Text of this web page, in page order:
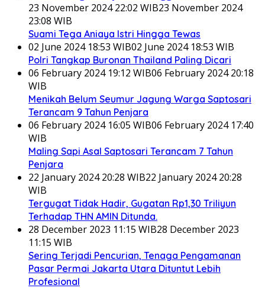
23 November 2024 22:02 WIB23 November 2024
23:08 WIB
Suami Tega Aniaya Istri Hingga Tewas
02 June 2024 18:53 WIB02 June 2024 18:53 WIB
Polri Tangkap Buronan Thailand Paling Dicari
06 February 2024 19:12 WIB06 February 2024 20:18
WIB
Menikah Belum Seumur Jagung Warga Saptosari
Terancam 9 Tahun Penjara
06 February 2024 16:05 WIB06 February 2024 17:40
WIB
Maling Sapi Asal Saptosari Terancam 7 Tahun
Penjara
22 January 2024 20:28 WIB22 January 2024 20:28
WIB
Tergugat Tidak Hadir, Gugatan Rp1,30 Triliyun
Terhadap THN AMIN Ditunda.
28 December 2023 11:15 WIB28 December 2023
11:15 WIB
Sering Terjadi Pencurian, Tenaga Pengamanan
Pasar Permai Jakarta Utara Dituntut Lebih
Profesional